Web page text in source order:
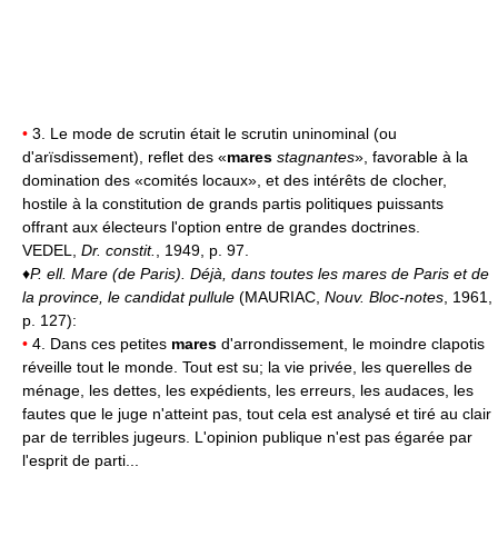
• 3. Le mode de scrutin était le scrutin uninominal (ou
d'arïsdissement), reflet des «mares stagnantes», favorable à la
domination des «comités locaux», et des intérêts de clocher,
hostile à la constitution de grands partis politiques puissants
offrant aux électeurs l'option entre de grandes doctrines.
VEDEL, Dr. constit.
, 1949, p. 97.
♦P. ell. Mare (de Paris). Déjà, dans toutes les mares de Paris et de
la province, le candidat pullule (MAURIAC, Nouv. Bloc-notes , 1961,
p. 127):
• 4. Dans ces petites mares d'arrondissement, le moindre clapotis
réveille tout le monde. Tout est su; la vie privée, les querelles de
ménage, les dettes, les expédients, les erreurs, les audaces, les
fautes que le juge n'atteint pas, tout cela est analysé et tiré au clair
par de terribles jugeurs. L'opinion publique n'est pas égarée par
l'esprit de parti...